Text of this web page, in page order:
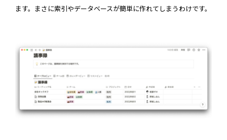
ます。まさに索引やデータベースが簡単に作れてしまうわけです。